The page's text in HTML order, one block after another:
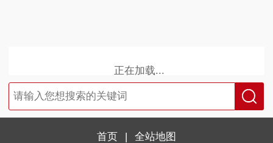
正在加载...
首页 | 全站地图